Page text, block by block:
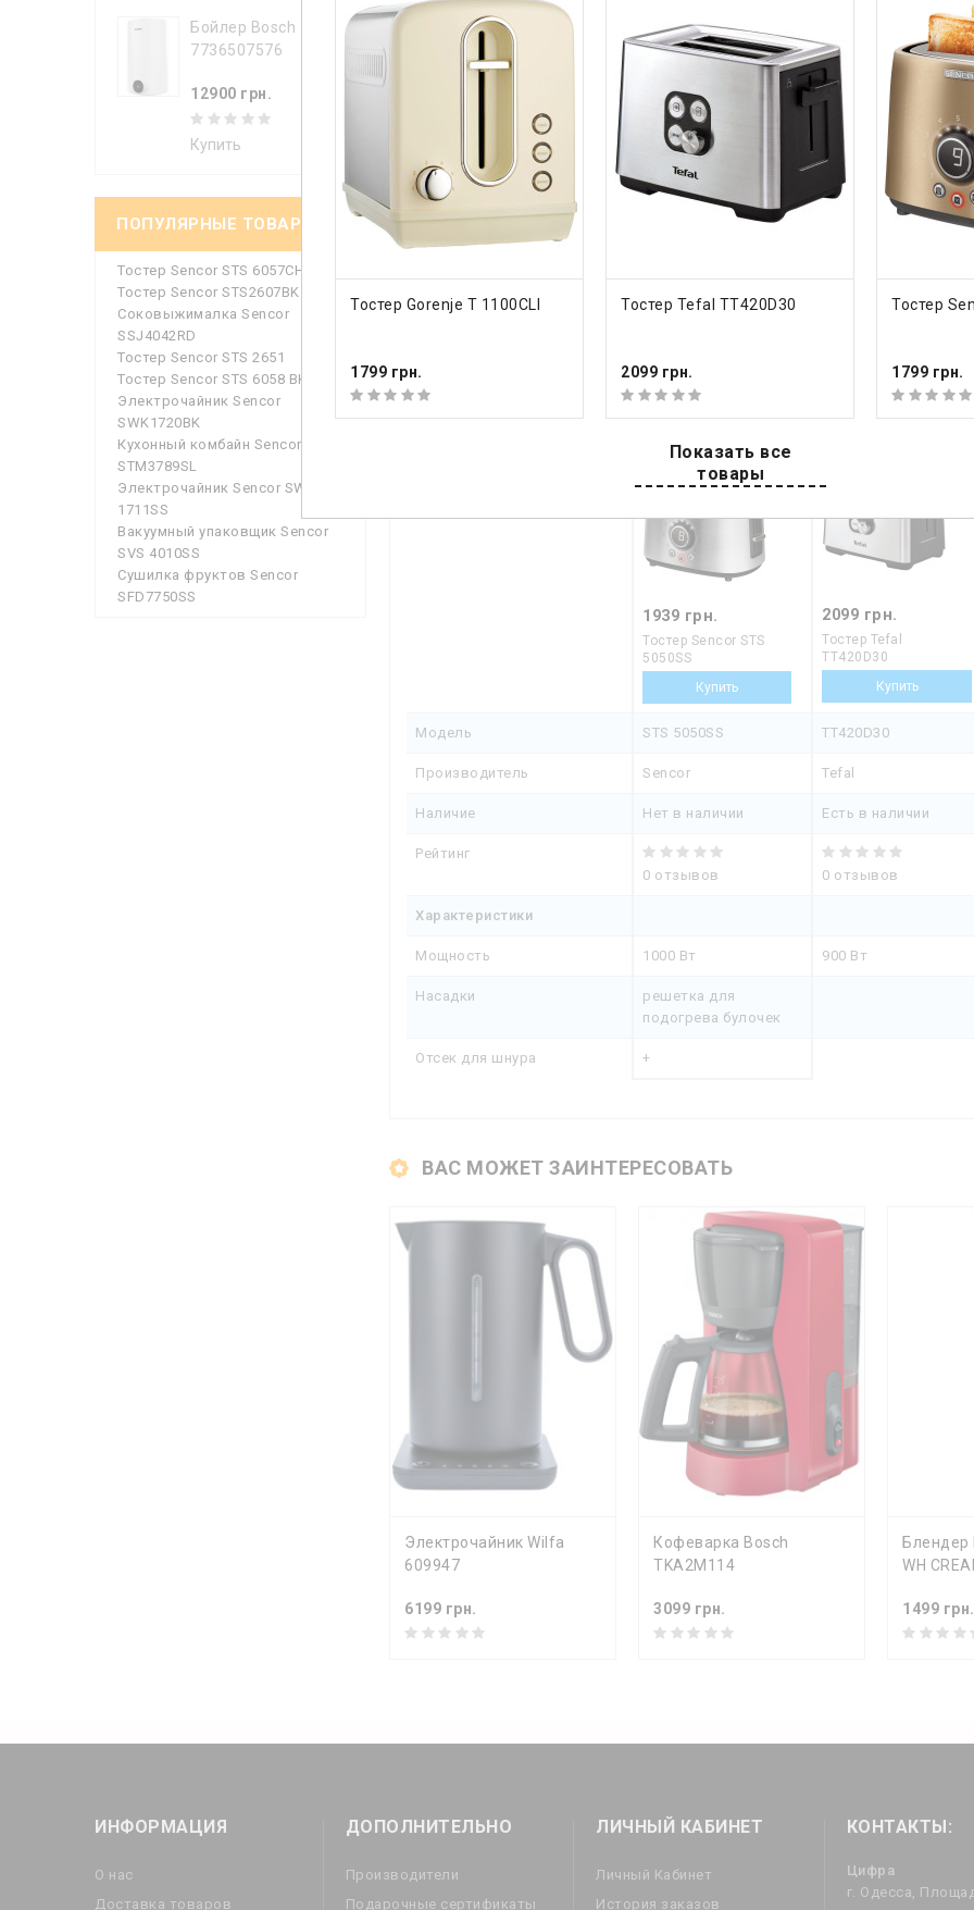
КУПИТЬ
Тостер Gorenje T 1100CLI
1799 грн.
КУПИТЬ
Тостер Tefal TT420D30
2099 грн.
Тостер
1799 грн.
Показать все
товары
Бойлер Bosch
7736507576
12900 грн.
Купить
ПОПУЛЯРНЫЕ ТОВАРЫ
Тостер Sencor STS 6057CH
Тостер Sencor STS2607BK
Соковыжималка Sencor
SSJ4042RD
Тостер Sencor STS 2651
Тостер Sencor STS 6058 BK
Электрочайник Sencor
SWK1720BK
Кухонный комбайн Sencor
STM3789SL
Электрочайник Sencor SWK
1711SS
Вакуумный упаковщик Sencor
SVS 4010SS
Сушилка фруктов Sencor
SFD7750SS
Мощность
Насадки решетка для подогрева
Гарантийный срок 12 месяцев
Посмотреть все характеристики
Сравнение Тостер Sencor STS 5050SS с
1939 грн.
Тостер Sencor STS
5050SS
2099 грн.
Тостер Tefal
TT420D30
Модель STS 5050SS TT420D30
Производитель Sencor Tefal
Наличие Нет в наличии Есть в наличии
Рейтинг
0 отзывов
0 отзывов
Характеристики
Мощность 1000 Вт 900 Вт
Насадки
решетка для
подогрева булочек
Отсек для шнура +
ВАС МОЖЕТ ЗАИНТЕРЕСОВАТЬ
КУПИТЬ
Электрочайник Wilfa
609947
6199 грн.
КУПИТЬ
Кофеварка Bosch
TKA2M114
3099 грн.
Блендер
WH
1499 грн.
ИНФОРМАЦИЯ
О нас
Доставка товаров
ДОПОЛНИТЕЛЬНО
Производители
Подарочные сертификаты
ЛИЧНЫЙ КАБИНЕТ
Личный Кабинет
История заказов
КОНТАКТЫ:
Цифра
г. Одесса,